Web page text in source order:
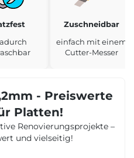
Zuschneidbar
einfach mit einem
Cutter-Messer
- Preiswerte
Platten!
Renovierungsprojekte –
und vielseitig!